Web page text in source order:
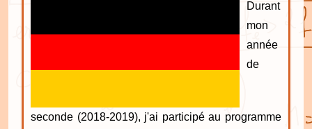
Durant
mon
année
de
seconde (2018-2019), j'ai participé au programme